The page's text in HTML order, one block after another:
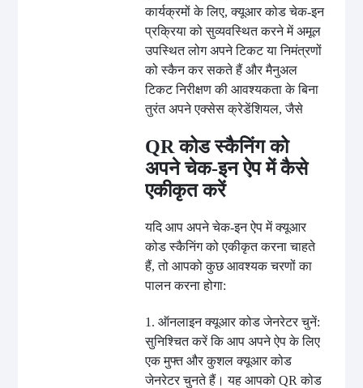
कार्यक्रमों के लिए, क्यूआर कोड चेक-इन
प्रक्रिया को सुव्यवस्थित करने में अमूल
उपस्थित लोग अपने टिकट या निमंत्रणों
को स्कैन कर सकते हैं और मैनुअल
टिकट निरीक्षण की आवश्यकता के बिना
तुरंत अपने एक्सेस क्रेडेंशियल, जैसे
QR कोड स्कैनिंग को
अपने चेक-इन ऐप में कैसे
एकीकृत करें
यदि आप अपने चेक-इन ऐप में क्यूआर
कोड स्कैनिंग को एकीकृत करना चाहते
हैं, तो आपको कुछ आवश्यक चरणों का
पालन करना होगा:
1. ऑनलाइन क्यूआर कोड जेनरेटर चुनें:
सुनिश्चित करें कि आप अपने ऐप के लिए
एक मुफ्त और कुशल क्यूआर कोड
जेनरेटर चुनते हैं। यह आपको QR कोड